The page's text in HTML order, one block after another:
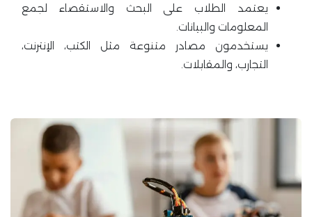
يعتمد الطلاب على البحث والاستقصاء لجمع
المعلومات والبيانات.
يستخدمون مصادر متنوعة مثل الكتب، الإنترنت،
التجارب، والمقابلات.